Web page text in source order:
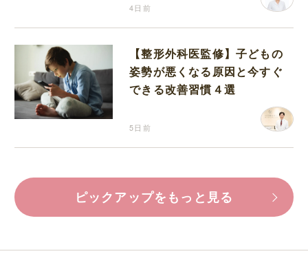
4日前
【整形外科医監修】子どもの
姿勢が悪くなる原因と今すぐ
できる改善習慣４選
5日前
ピックアップをもっと見る